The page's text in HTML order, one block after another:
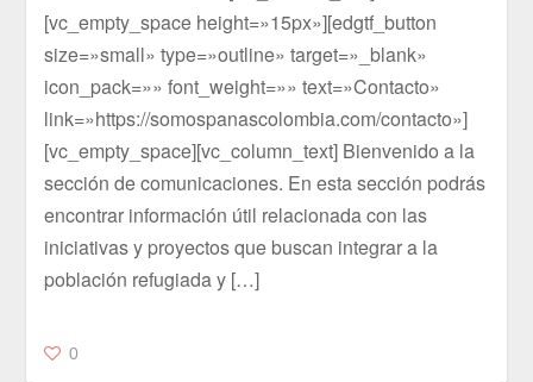
[vc_empty_space height=»15px»][edgtf_button
size=»small» type=»outline» target=»_blank»
icon_pack=»» font_weight=»» text=»Contacto»
link=»https://somospanascolombia.com/contacto»]
[vc_empty_space][vc_column_text] Bienvenido a la
sección de comunicaciones. En esta sección podrás
encontrar información útil relacionada con las
iniciativas y proyectos que buscan integrar a la
población refugiada y […]
0